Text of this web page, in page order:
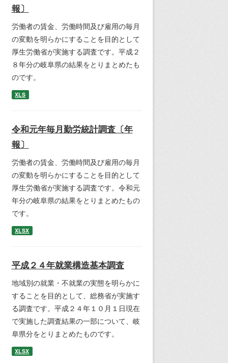
報〕
労働者の賃金、労働時間及び雇用の毎月
の変動を明らかにすることを目的として
厚生労働省が実施する調査です。平成２
８年分の岐阜県の結果をとりまとめたも
のです。
XLS
令和元年毎月勤労統計調査〔年
報〕
労働者の賃金、労働時間及び雇用の毎月
の変動を明らかにすることを目的として
厚生労働省が実施する調査です。令和元
年分の岐阜県の結果をとりまとめたもの
です。
XLSX
平成２４年就業構造基本調査
地域別の就業・不就業の実態を明らかに
することを目的として、総務省が実施す
る調査です。平成２４年１０月１日現在
で実施した調査結果の一部について、岐
阜県分をとりまとめたものです。
XLSX